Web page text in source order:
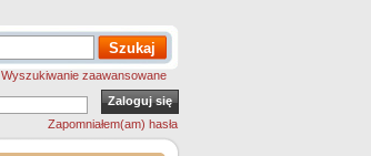
Wyszukiwanie zaawansowane
Zapomniałem(am) hasła